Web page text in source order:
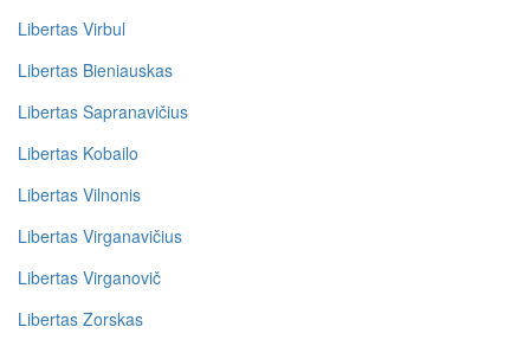
Libertas Virbul
Libertas Bieniauskas
Libertas Sapranavičius
Libertas Kobailo
Libertas Vilnonis
Libertas Virganavičius
Libertas Virganovič
Libertas Zorskas